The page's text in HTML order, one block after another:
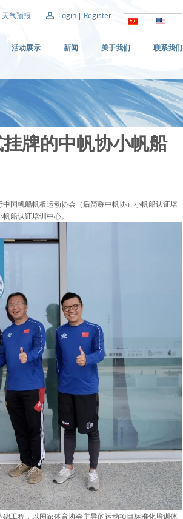
天气预报 Login Register
活动展示 新闻 关于我们 联系我们
牌的中帆协小帆船
国帆船帆板运动协会（后简称中帆协）小帆船认证培
船认证培训中心。
工程，以国家体育协会主导的运动项目标准化培训体
，最后还能进行团队航行比赛，这一过程
他们获得的不仅是团队力量的汇聚，更是对